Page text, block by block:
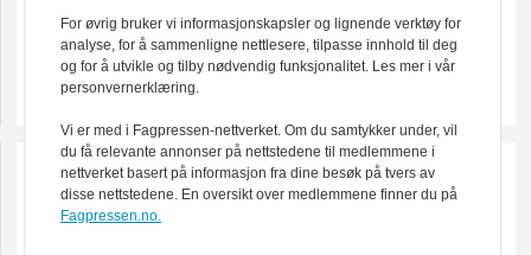
For øvrig bruker vi informasjonskapsler og lignende verktøy for
analyse, for å sammenligne nettlesere, tilpasse innhold til deg
og for å utvikle og tilby nødvendig funksjonalitet. Les mer i vår
personvernerklæring.
Vi er med i Fagpressen-nettverket. Om du samtykker under, vil
du få relevante annonser på nettstedene til medlemmene i
nettverket basert på informasjon fra dine besøk på tvers av
disse nettstedene. En oversikt over medlemmene finner du på
Fagpressen.no.